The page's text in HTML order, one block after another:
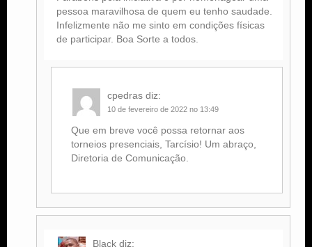
pessoa maravilhosa de quem eu tenho saudade.
Infelizmente não me sinto em condições físicas
de participar. Boa Sorte a todos.
cpedras diz:
10 de fevereiro de 2022 no 13:49
Que em breve você possa retornar aos
torneios presenciais, Tarcísio! Um abraço,
Diretoria de Comunicação.
Black diz: